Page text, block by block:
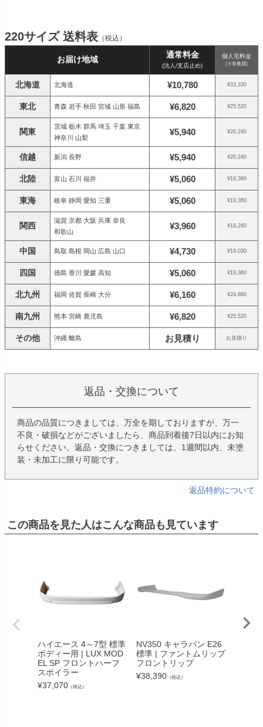
220サイズ 送料表 （税込）
お届け地域 通常料金
(法人/支店止め)
個人宅料金
(※非推奨)
北海道 北海道 ¥10,780 ¥33,330
東北 青森 岩手 秋田 宮城 山形 福島 ¥6,820 ¥25,520
関東
茨城 栃木 群馬 埼玉 千葉 東京
神奈川 山梨
¥5,940 ¥20,240
信越 新潟 長野 ¥5,940 ¥20,240
北陸 富山 石川 福井 ¥5,060 ¥19,360
東海 岐阜 静岡 愛知 三重 ¥5,060 ¥19,360
関西
滋賀 京都 大阪 兵庫 奈良
和歌山
¥3,960 ¥18,260
中国 鳥取 島根 岡山 広島 山口 ¥4,730 ¥19,030
四国 徳島 香川 愛媛 高知 ¥5,060 ¥19,360
北九州 福岡 佐賀 長崎 大分 ¥6,160 ¥24,860
南九州 熊本 宮崎 鹿児島 ¥6,820 ¥25,520
その他 沖縄 離島 お見積り お見積り
返品・交換について
商品の品質につきましては、万全を期しておりますが、万一
不良・破損などがございましたら、商品到着後7日以内にお知
らせください。返品・交換につきましては、1週間以内、未塗
装・未加工に限り可能です。
返品特約について
この商品を見た人はこんな商品も見ています
ハイエース 4～7型 標準
ボディー用 | LUX MOD
EL SP フロントハーフ
スポイラー
¥37,070 （税込）
NV350 キャラバン E26
標準 | ファントムリップ
フロントリップ
¥38,390 （税込）